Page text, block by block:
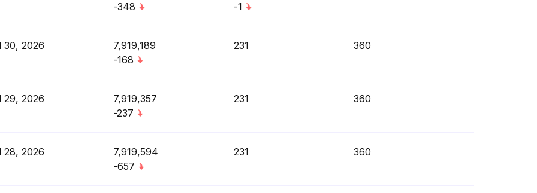
-348
-1
30, 2026
7,919,189
-168
231 360
29, 2026
7,919,357
-237
231 360
28, 2026
7,919,594
-657
231 360